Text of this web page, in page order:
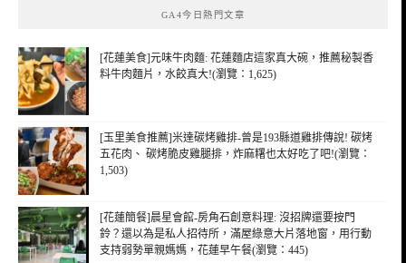
GA4今日熱門文章
[花蓮美食]元味牛肉麵: 花蓮麵店這家真大碗，推薦秘製香
料牛肉麵片，水餃真大!(瀏覽：1,625)
[玉里美食推薦]米達碳烤雞排-曾是193縣道雞排傳說! 碳烤
五花肉、 碳烤脆皮雞腿排，炸麻糬也太好吃了吧!(瀏覽：
1,503)
[花蓮簡餐]晨星會館-房角石創意料理: 沒招牌還要按門
鈴？還以為是私人招待所，滿屋綠意大片落地窗，用行動
支持弱勢單親媽媽，花蓮早午餐(瀏覽：445)